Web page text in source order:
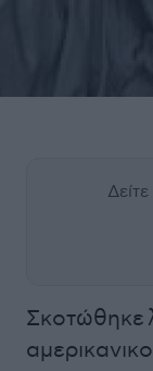
Σκοτώθηκε